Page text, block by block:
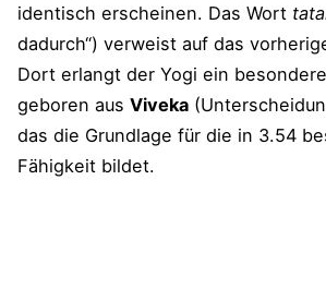
identisch erscheinen. Das Wort
dadurch“) verweist auf das
Dort erlangt der Yogi ein
geboren aus Viveka
das die Grundlage für die in 3.54
Fähigkeit bildet.